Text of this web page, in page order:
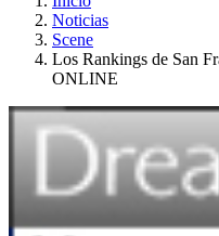
Noticias
Scene
Los Rankings de San
ONLINE